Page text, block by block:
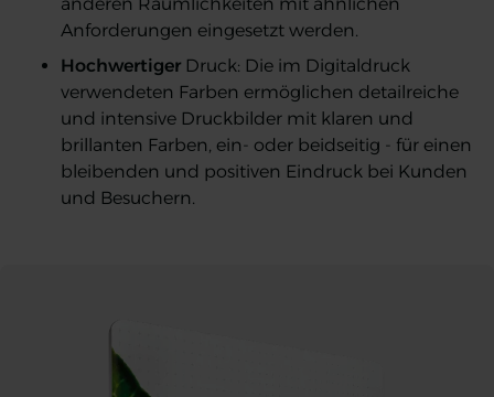
anderen Räumlichkeiten mit ähnlichen
Anforderungen eingesetzt werden.
Hochwertiger Druck: Die im Digitaldruck
verwendeten Farben ermöglichen detailreiche
und intensive Druckbilder mit klaren und
brillanten Farben, ein- oder beidseitig - für einen
bleibenden und positiven Eindruck bei Kunden
und Besuchern.